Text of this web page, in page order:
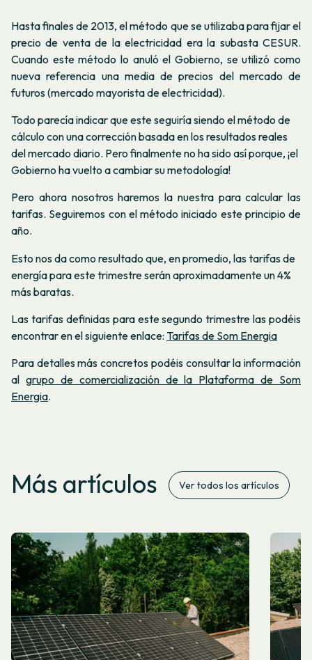
Hasta finales de 2013, el método que se utilizaba para fijar el
precio de venta de la electricidad era la subasta CESUR.
Cuando este método lo anuló el Gobierno, se utilizó como
nueva referencia una media de precios del mercado de
futuros (mercado mayorista de electricidad).
Todo parecía indicar que este seguiría siendo el método de
cálculo con una corrección basada en los resultados reales
del mercado diario. Pero finalmente no ha sido así porque, ¡el
Gobierno ha vuelto a cambiar su metodología!
Pero ahora nosotros haremos la nuestra para calcular las
tarifas. Seguiremos con el método iniciado este principio de
año.
Esto nos da como resultado que, en promedio, las tarifas de
energía para este trimestre serán aproximadamente un 4%
más baratas.
Las tarifas definidas para este segundo trimestre las podéis
encontrar en el siguiente enlace: Tarifas de Som Energia
Para detalles más concretos podéis consultar la información
al grupo de comercialización de la Plataforma de Som
Energia.
Más artículos Ver todos los artículos